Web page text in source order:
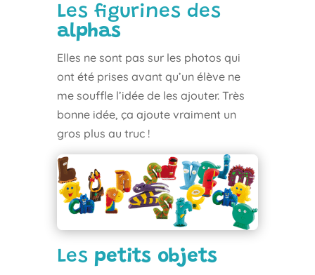
Les figurines des
alphas
Elles ne sont pas sur les photos qui
ont été prises avant qu’un élève ne
me souffle l’idée de les ajouter. Très
bonne idée, ça ajoute vraiment un
gros plus au truc !
Les petits objets